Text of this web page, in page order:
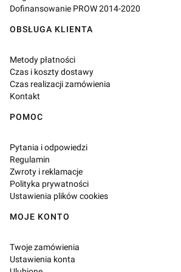
Dofinansowanie PROW 2014-2020
OBSŁUGA KLIENTA
Metody płatności
Czas i koszty dostawy
Czas realizacji zamówienia
Kontakt
POMOC
Pytania i odpowiedzi
Regulamin
Zwroty i reklamacje
Polityka prywatności
Ustawienia plików cookies
MOJE KONTO
Twoje zamówienia
Ustawienia konta